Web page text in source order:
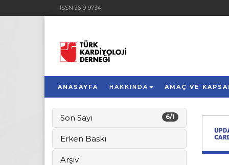
ISSN 2619-9734
ANASAYFA HAKKINDA AMAÇ VE
6/1
Son Sayı
Erken Baskı
Arşiv